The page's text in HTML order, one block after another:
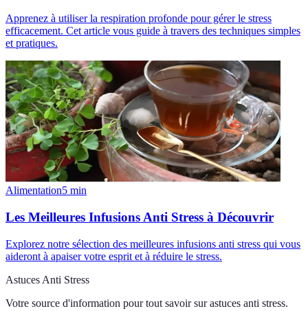
Apprenez à utiliser la respiration profonde pour gérer le stress
efficacement. Cet article vous guide à travers des techniques simples
et pratiques.
Alimentation5 min
Les Meilleures Infusions Anti Stress à Découvrir
Explorez notre sélection des meilleures infusions anti stress qui vous
aideront à apaiser votre esprit et à réduire le stress.
Astuces Anti Stress
Votre source d'information pour tout savoir sur astuces anti stress.